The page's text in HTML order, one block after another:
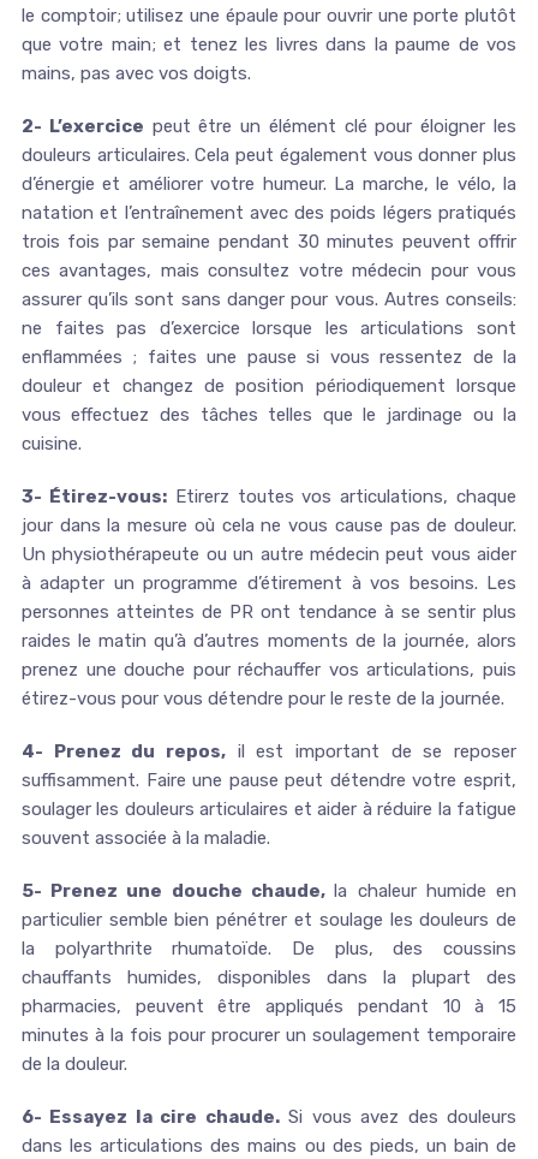
le comptoir; utilisez une épaule pour ouvrir une porte plutôt
que votre main; et tenez les livres dans la paume de vos
mains, pas avec vos doigts.
2- L’exercice peut être un élément clé pour éloigner les
douleurs articulaires. Cela peut également vous donner plus
d’énergie et améliorer votre humeur. La marche, le vélo, la
natation et l’entraînement avec des poids légers pratiqués
trois fois par semaine pendant 30 minutes peuvent offrir
ces avantages, mais consultez votre médecin pour vous
assurer qu’ils sont sans danger pour vous. Autres conseils:
ne faites pas d’exercice lorsque les articulations sont
enflammées ; faites une pause si vous ressentez de la
douleur et changez de position périodiquement lorsque
vous effectuez des tâches telles que le jardinage ou la
cuisine.
3- Étirez-vous:Etirerz toutes vos articulations, chaque
jour dans la mesure où cela ne vous cause pas de douleur.
Un physiothérapeute ou un autre médecin peut vous aider
à adapter un programme d’étirement à vos besoins. Les
personnes atteintes de PR ont tendance à se sentir plus
raides le matin qu’à d’autres moments de la journée, alors
prenez une douche pour réchauffer vos articulations, puis
étirez-vous pour vous détendre pour le reste de la journée.
4- Prenez du repos,il est important de se reposer
suffisamment. Faire une pause peut détendre votre esprit,
soulager les douleurs articulaires et aider à réduire la fatigue
souvent associée à la maladie.
5- Prenez une douche chaude, la chaleur humide en
particulier semble bien pénétrer et soulage les douleurs de
la polyarthrite rhumatoïde. De plus, des coussins
chauffants humides, disponibles dans la plupart des
pharmacies, peuvent être appliqués pendant 10 à 15
minutes à la fois pour procurer un soulagement temporaire
de la douleur.
6- Essayez la cire chaude.Si vous avez des douleurs
dans les articulations des mains ou des pieds, un bain de